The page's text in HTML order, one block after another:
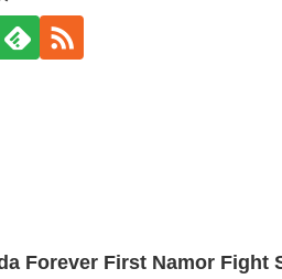
Forever First Namor Fight